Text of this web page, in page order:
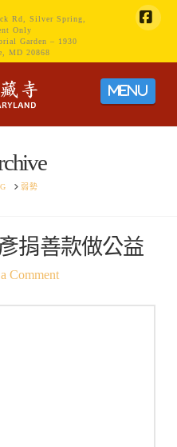
Rd, Silver Spring,
Only
Garden – 1930
MD 20868
弱勢
捐善款做公益
Comment